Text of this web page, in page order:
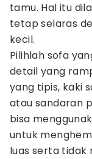
tamu. Hal itu
tetap selaras
kecil.
Pilihlah sofa
detail yang
yang tipis, kaki
atau sandaran
bisa
untuk
luas serta tidak